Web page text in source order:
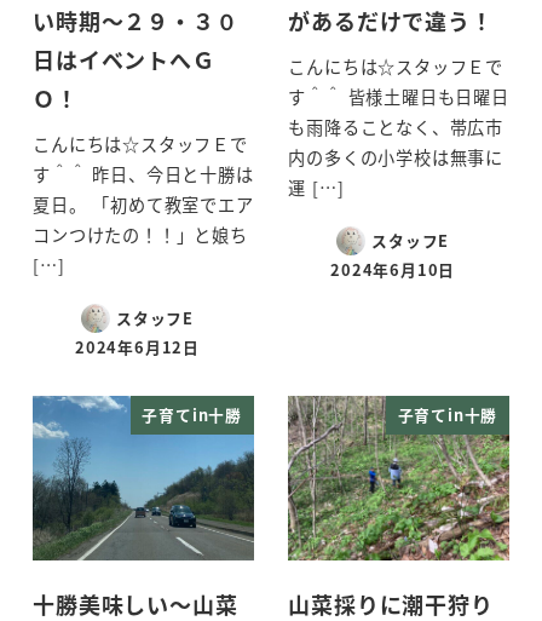
い時期～２９・３０
日はイベントへＧ
Ｏ！
こんにちは☆スタッフＥで
す＾＾ 昨日、今日と十勝は
夏日。 「初めて教室でエア
コンつけたの！！」と娘ち
[…]
スタッフE
投稿日
2024年6月12日
があるだけで違う！
こんにちは☆スタッフＥで
す＾＾ 皆様土曜日も日曜日
も雨降ることなく、帯広市
内の多くの小学校は無事に
運 […]
スタッフE
投稿日
2024年6月10日
子育てin十勝
十勝美味しい～山菜
子育てin十勝
山菜採りに潮干狩り